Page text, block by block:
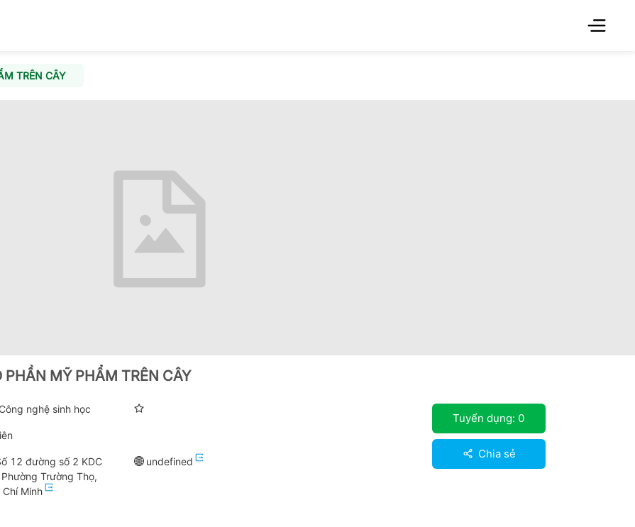
TRÊN CÂY
PHẦN MỸ PHẨM TRÊN CÂY
nghệ sinh học
12 đường số 2 KDC
Trường Thọ,
Minh
undefined
Tuyển dụng: 0
Chia sẻ